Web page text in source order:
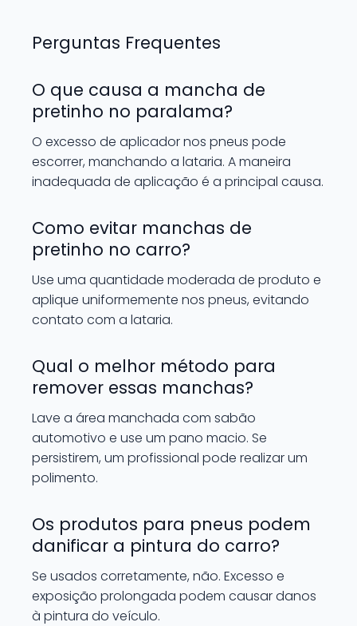
Perguntas Frequentes
O que causa a mancha de
pretinho no paralama?
O excesso de aplicador nos pneus pode
escorrer, manchando a lataria. A maneira
inadequada de aplicação é a principal causa.
Como evitar manchas de
pretinho no carro?
Use uma quantidade moderada de produto e
aplique uniformemente nos pneus, evitando
contato com a lataria.
Qual o melhor método para
remover essas manchas?
Lave a área manchada com sabão
automotivo e use um pano macio. Se
persistirem, um profissional pode realizar um
polimento.
Os produtos para pneus podem
danificar a pintura do carro?
Se usados corretamente, não. Excesso e
exposição prolongada podem causar danos
à pintura do veículo.